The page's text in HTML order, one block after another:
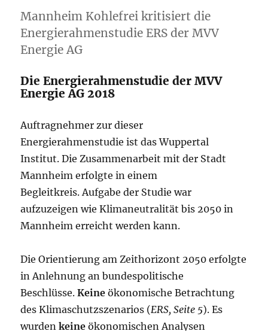
Mannheim Kohlefrei kritisiert die
Energierahmenstudie ERS der MVV
Energie AG
Die Energierahmenstudie der MVV
Energie AG 2018
Auftragnehmer zur dieser
Energierahmenstudie ist das Wuppertal
Institut. Die Zusammenarbeit mit der Stadt
Mannheim erfolgte in einem
Begleitkreis. Aufgabe der Studie war
aufzuzeigen wie Klimaneutralität bis 2050 in
Mannheim erreicht werden kann.
Die Orientierung am Zeithorizont 2050 erfolgte
in Anlehnung an bundespolitische
Beschlüsse.Keine ökonomische Betrachtung
des Klimaschutzszenarios (ERS, Seite 5). Es
wurdenkeine ökonomischen Analysen